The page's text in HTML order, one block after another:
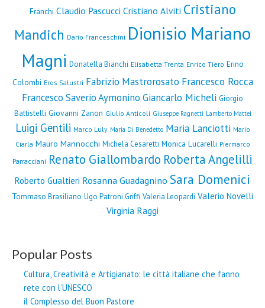
Franchi Claudio Pascucci Cristiano Alviti Cristiano
Mandich Dario Franceschini Dionisio Mariano
Magni Donatella Bianchi Elisabetta Trenta Enrico Tiero Erino
Colombi Eros Salustri Fabrizio Mastrorosato Francesco Rocca
Francesco Saverio Aymonino Giancarlo Micheli Giorgio
Battistelli Giovanni Zanon Giulio Anticoli Giuseppe Ragnetti Lamberto Mattei
Luigi Gentili Marco Luly Maria Di Benedetto Maria Lanciotti Mario
Ciarla Mauro Mannocchi Michela Cesaretti Monica Lucarelli Piermarco
Parracciani Renato Giallombardo Roberta Angelilli
Roberto Gualtieri Rosanna Guadagnino Sara Domenici
Tommaso Brasiliano Ugo Patroni Griffi Valeria Leopardi Valerio Novelli
Virginia Raggi
Popular Posts
Cultura, Creatività e Artigianato: le città italiane che fanno
rete con l’UNESCO
il Complesso del Buon Pastore